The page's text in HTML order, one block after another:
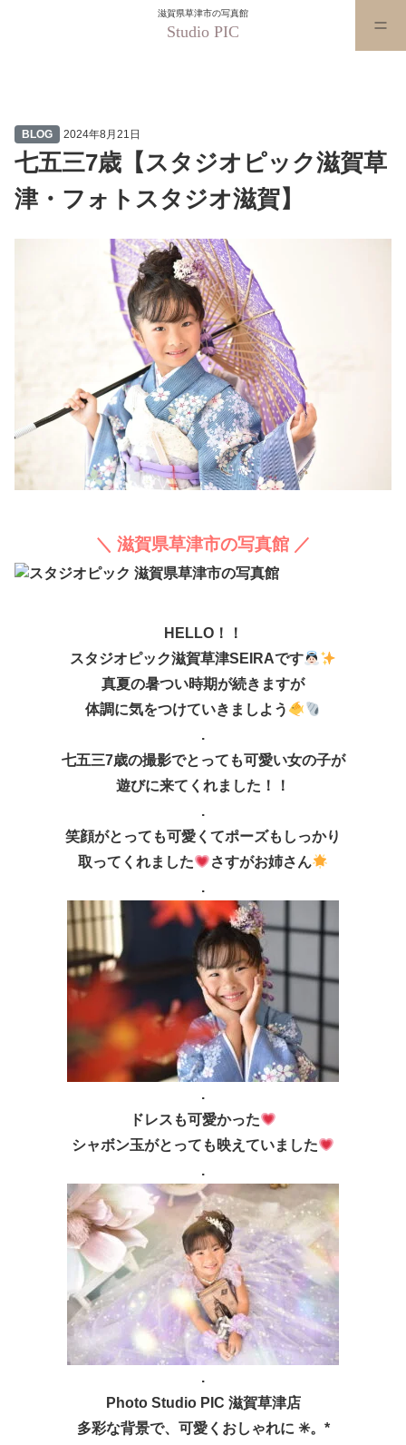
滋賀県草津市の写真館
Studio PIC
BLOG 2024年8月21日
七五三7歳【スタジオピック滋賀草
津・フォトスタジオ滋賀】
＼ 滋賀県草津市の写真館 ／
HELLO！！
スタジオピック滋賀草津SEIRAです
真夏の暑つい時期が続きますが
体調に気をつけていきましよう
.
七五三7歳の撮影でとっても可愛い女の子が
遊びに来てくれました！！
.
笑顔がとっても可愛くてポーズもしっかり
取ってくれました
さすがお姉さん
.
.
ドレスも可愛かった
シャボン玉がとっても映えていました
.
.
Photo Studio PIC 滋賀草津店
多彩な背景で、可愛くおしゃれに ✳︎。*